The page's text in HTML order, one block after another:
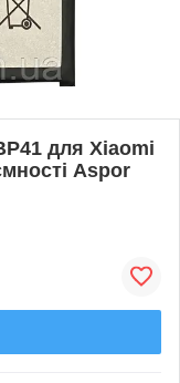
для Xiaomi
Aspor